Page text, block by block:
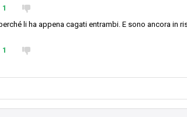
1
li ha appena cagati entrambi. E sono ancora in
1